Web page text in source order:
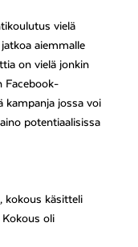
vielä
aiemmalle
on vielä jonkin
Facebook-
kampanja jossa voi
potentiaalisissa
kokous käsitteli
oli